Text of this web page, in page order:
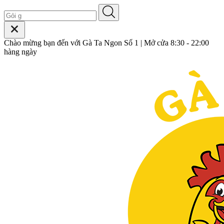
Chào mừng bạn đến với Gà Ta Ngon Số 1 | Mở cửa 8:30 - 22:00
hàng ngày